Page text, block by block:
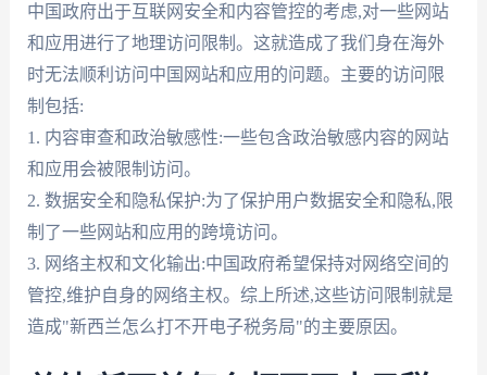
中国政府出于互联网安全和内容管控的考虑,对一些网站
和应用进行了地理访问限制。这就造成了我们身在海外
时无法顺利访问中国网站和应用的问题。主要的访问限
制包括:
1. 内容审查和政治敏感性:一些包含政治敏感内容的网站
和应用会被限制访问。
2. 数据安全和隐私保护:为了保护用户数据安全和隐私,限
制了一些网站和应用的跨境访问。
3. 网络主权和文化输出:中国政府希望保持对网络空间的
管控,维护自身的网络主权。综上所述,这些访问限制就是
造成"新西兰怎么打不开电子税务局"的主要原因。